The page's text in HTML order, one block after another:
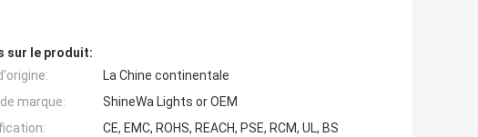
sur le produit:
La Chine continentale
marque:
ShineWa Lights or OEM
CE, EMC, ROHS, REACH, PSE, RCM, UL, BS